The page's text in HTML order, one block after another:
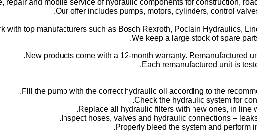
repair and mobile service of hydraulic components for construction,
Our offer includes pumps, motors, cylinders, control
with top manufacturers such as Bosch Rexroth, Poclain Hydraulics,
We keep a large stock of spare
New products come with a 12-month warranty. Remanufactured
Each remanufactured unit is